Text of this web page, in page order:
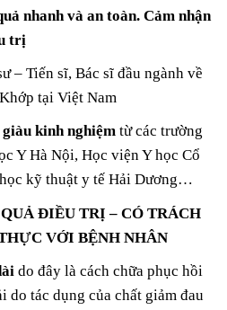
nhanh và an toàn. Cảm nhận
trị
– Tiến sĩ, Bác sĩ đầu ngành về
tại Việt Nam
kinh nghiệm từ các trường
Y Hà Nội, Học viện Y học Cổ
kỹ thuật y tế Hải Dương…
ĐIỀU TRỊ – CÓ TRÁCH
VỚI BỆNH NHÂN
do đây là cách chữa phục hồi
do tác dụng của chất giảm đau